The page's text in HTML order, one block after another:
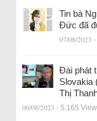
Tin bà
Đức đã
07/08/2023 -
Đài phát
Slovakia
Thị
06/08/2023 - 5.165